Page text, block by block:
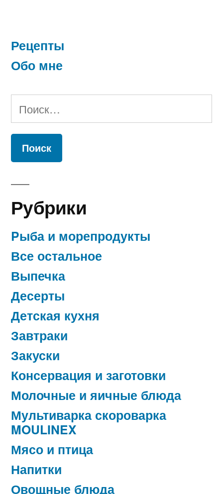
Рецепты
Обо мне
Найти:
Рубрики
Pыба и морепродукты
Все остальное
Выпечка
Десерты
Детская кухня
Завтраки
Закуски
Консервация и заготовки
Молочные и яичные блюда
Мультиварка скороварка
MOULINEX
Мясо и птица
Напитки
Овощные блюда